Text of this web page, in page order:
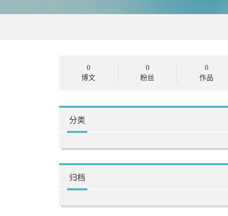
0
博文
0
粉丝
0
作品
分类
归档